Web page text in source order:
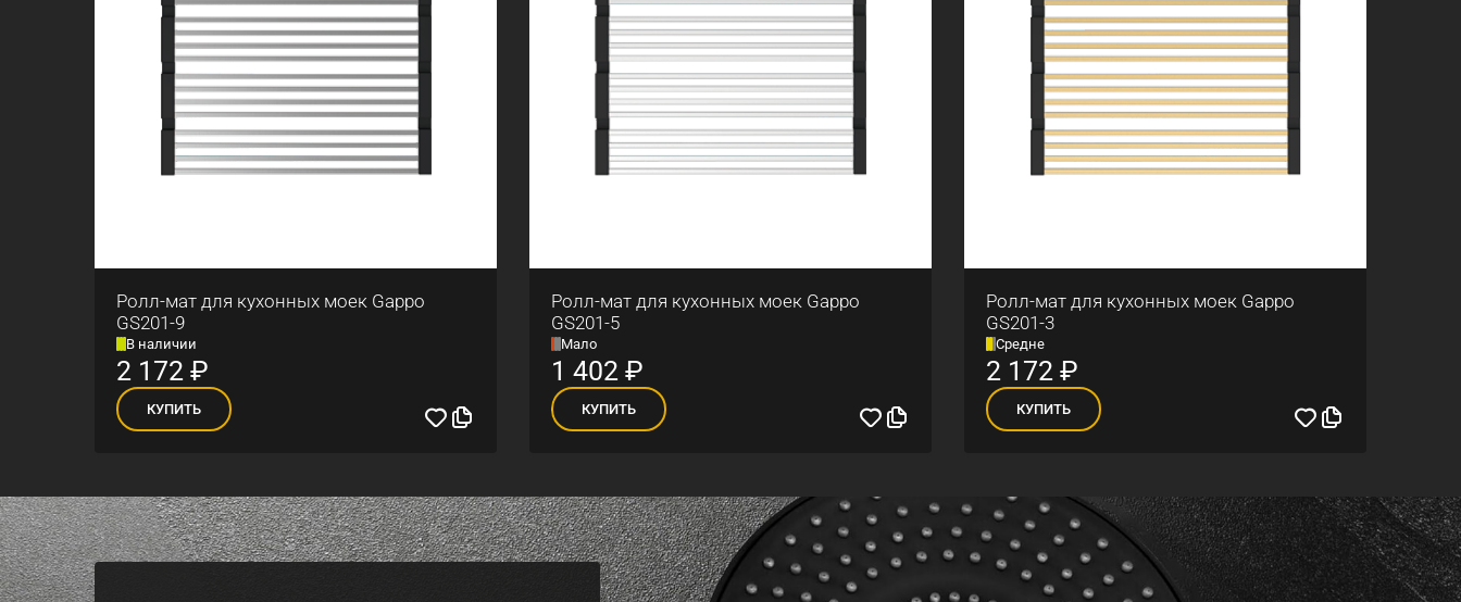
Ролл-мат для кухонных моек Gappo
GS201-9
В наличии
2 172₽
КУПИТЬ
Ролл-мат для кухонных моек Gappo
GS201-5
Мало
1 402₽
КУПИТЬ
Ролл-мат для кухонных моек Gappo
GS201-3
Средне
2 172₽
КУПИТЬ